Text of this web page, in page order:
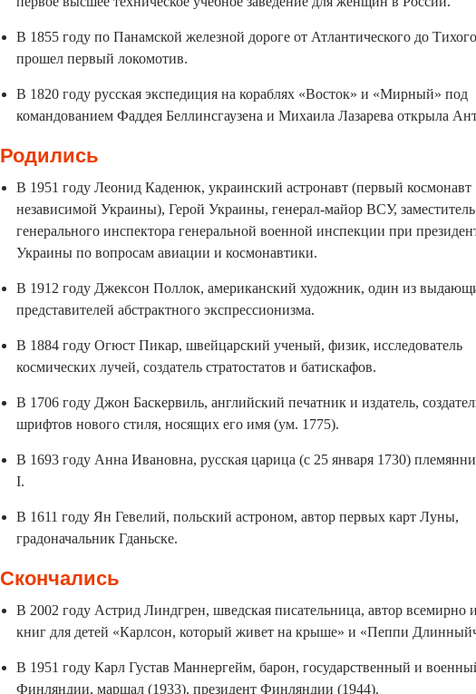
В 1855 году по Панамской железной дороге от Атлантического до
прошел первый локомотив.
В 1820 году русская экспедиция на кораблях «Восток» и «Мирный» под
командованием Фаддея Беллинсгаузена и Михаила Лазарева открыла
Родились
В 1951 году Леонид Каденюк, украинский астронавт (первый космонавт
независимой Украины), Герой Украины, генерал-майор ВСУ, заместитель
генерального инспектора генеральной военной инспекции при
Украины по вопросам авиации и космонавтики.
В 1912 году Джексон Поллок, американский художник, один из
представителей абстрактного экспрессионизма.
В 1884 году Огюст Пикар, швейцарский ученый, физик, исследователь
космических лучей, создатель стратостатов и батискафов.
В 1706 году Джон Баскервиль, английский печатник и издатель,
шрифтов нового стиля, носящих его имя (ум. 1775).
В 1693 году Анна Ивановна, русская царица (с 25 января 1730)
I.
В 1611 году Ян Гевелий, польский астроном, автор первых карт Луны,
градоначальник Гданьске.
Скончались
В 2002 году Астрид Линдгрен, шведская писательница, автор всемирно
книг для детей «Карлсон, который живет на крыше» и «Пеппи
В 1951 году Карл Густав Маннергейм, барон, государственный и
Финляндии, маршал (1933), президент Финляндии (1944).